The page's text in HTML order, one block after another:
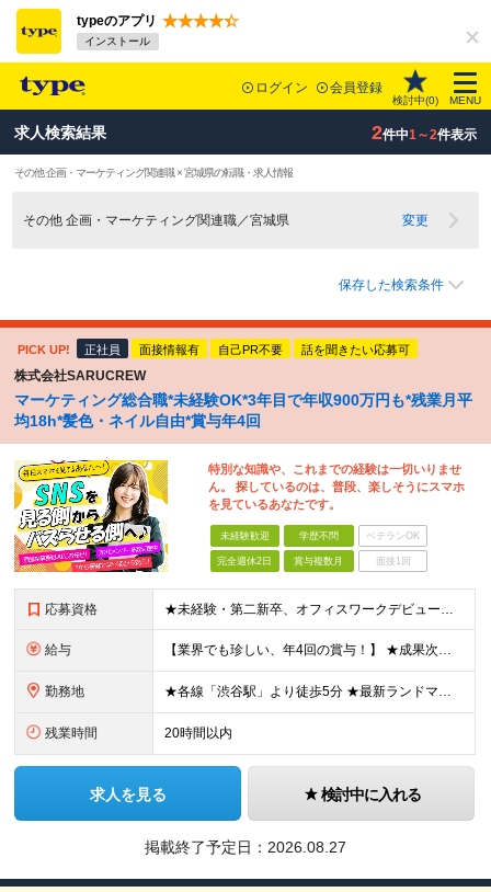
typeのアプリ
インストール
ログイン 会員登録
検討中(0) MENU
求人検索結果 2件中1～2件表示
その他 企画・マーケティング関連職 × 宮城県の転職・求人情報
その他 企画・マーケティング関連職／宮城県 変更
保存した検索条件
PICK UP! 正社員 面接情報有 自己PR不要 話を聞きたい応募可
株式会社SARUCREW
マーケティング総合職*未経験OK*3年目で年収900万円も*残業月平
均18h*髪色・ネイル自由*賞与年4回
特別な知識や、これまでの経験は一切いりませ
ん。 探しているのは、普段、楽しそうにスマホ
を見ているあなたです。
未経験歓迎 学歴不問 ベテランOK
完全週休2日 賞与複数月 面接1回
応募資格 ★未経験・第二新卒、オフィスワークデビュー大歓迎 ★平均年齢は28.6歳！ ★20代の若手メンバーが中心になって活躍している職場です！ ●学歴不問 ※35歳以下の方（若年層の長期キャリア形成） ★こ
給与 【業界でも珍しい、年4回の賞与！】 ★成果次第でスピード昇給可 →20代で年収700万〜900万超も！ ■未経験：月給26〜30万円＋賞与年4回（業績による）＋各種手当 ※経験・スキルを考慮して決定
勤務地 ★各線「渋谷駅」より徒歩5分 ★最新ランドマークオフィスです！ ★転勤はありません 【本社】 東京都渋谷区道玄坂2-25-12 道玄坂通 dogenzaka-dori 5階 ※(変更の範囲)上記を除
残業時間 20時間以内
求人を見る 検討中に入れる
掲載終了予定日： 2026.08.27